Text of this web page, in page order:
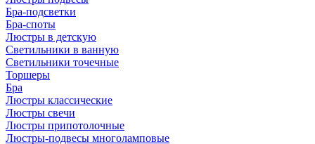
Бра-подсветки
Бра-споты
Люстры в детскую
Светильники в ванную
Светильники точечные
Торшеры
Бра
Люстры классические
Люстры свечи
Люстры припотолочные
Люстры-подвесы многоламповые